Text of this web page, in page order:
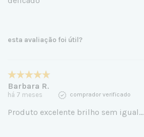
esta avaliação foi útil?
Barbara R.
há 7 meses comprador verificado
Produto excelente brilho sem igual...